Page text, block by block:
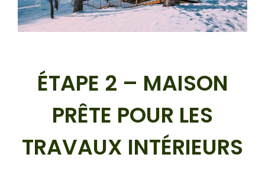
ÉTAPE 2 – MAISON
PRÊTE POUR LES
TRAVAUX INTÉRIEURS